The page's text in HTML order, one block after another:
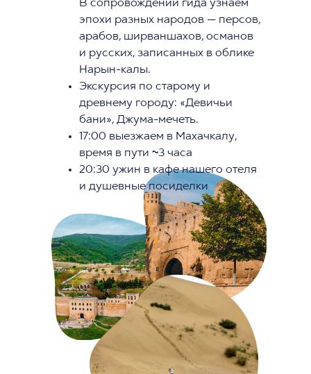
В сопровождении гида узнаем
эпохи разных народов — персов,
арабов, ширваншахов, османов
и русских, записанных в облике
Нарын-калы.
Экскурсия по старому и
древнему городу: «Девичьи
бани», Джума-мечеть.
17:00 выезжаем в Махачкалу,
время в пути ~3 часа
20:30 ужин в кафе нашего отеля
и душевные посиделки